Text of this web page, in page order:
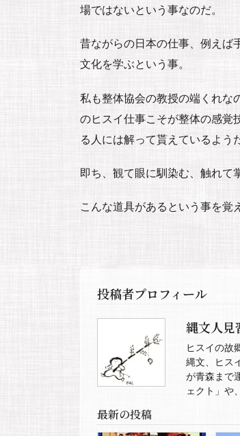
場ではないという事なのだ。
昔ながらの日本の仕事、例えば
文化を学ぶという事。
私も整体協会の教授の端くれな
のヒスイ仕事こそが整体の感覚
る人には解って貰えているようだ
即ち、観て眼に馴染む、触れて
こんな道具があるという事を覚
投稿者プロフィール
縄文人見
ヒスイの故
縄文、ヒス
が青森まで
ェクト」や
最新の投稿